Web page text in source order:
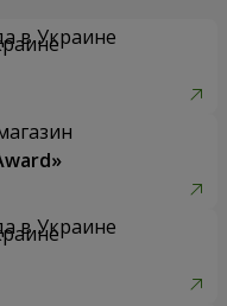
в Украине
в Украине